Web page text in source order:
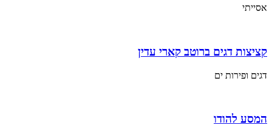
אסייתי
קציצות דגים ברוטב קארי עדין
דגים ופירות ים
המסע להודו